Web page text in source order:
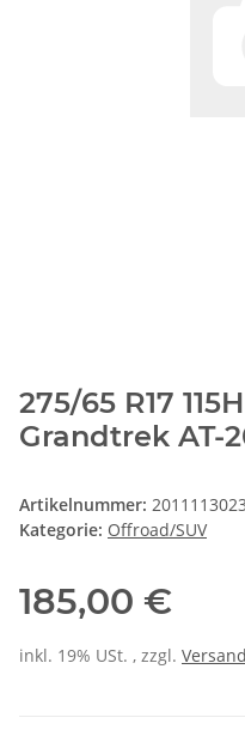
275/65 R17
Grandtrek AT-
Artikelnummer:
Kategorie: Offroad/SUV
185,00 €
inkl. 19% USt. , zzgl. Versand